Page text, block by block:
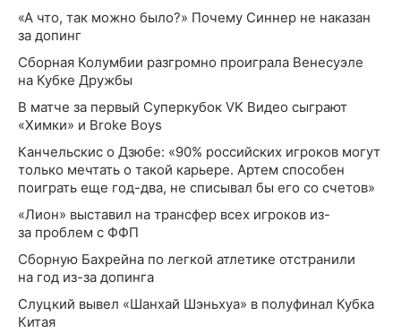
«А что, так можно было?» Почему Синнер не наказан
за допинг
Сборная Колумбии разгромно проиграла Венесуэле
на Кубке Дружбы
В матче за первый Суперкубок VK Видео сыграют
«Химки» и Broke Boys
Канчельскис о Дзюбе: «90% российских игроков могут
только мечтать о такой карьере. Артем способен
поиграть еще год-два, не списывал бы его со счетов»
«Лион» выставил на трансфер всех игроков из-
за проблем с ФФП
Сборную Бахрейна по легкой атлетике отстранили
на год из-за допинга
Слуцкий вывел «Шанхай Шэньхуа» в полуфинал Кубка
Китая